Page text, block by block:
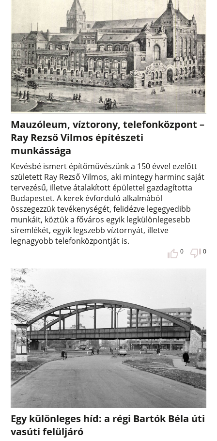
Mauzóleum, víztorony, telefonközpont –
Ray Rezső Vilmos építészeti
munkássága
Kevésbé ismert építőművészünk a 150 évvel ezelőtt
született Ray Rezső Vilmos, aki mintegy harminc saját
tervezésű, illetve átalakított épülettel gazdagította
Budapestet. A kerek évforduló alkalmából
összegezzük tevékenységét, felidézve legegyedibb
munkáit, köztük a főváros egyik legkülönlegesebb
síremlékét, egyik legszebb víztornyát, illetve
legnagyobb telefonközpontját is.
0 0
Egy különleges híd: a régi Bartók Béla úti
vasúti felüljáró